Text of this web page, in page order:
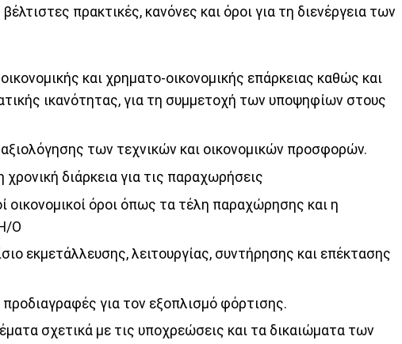
πρακτικές, κανόνες και όροι για τη διενέργεια των
και χρηματο-οικονομικής επάρκειας καθώς και
ικανότητας, για τη συμμετοχή των υποψηφίων στους
αξιολόγησης των τεχνικών και οικονομικών προσφορών.
χρονική διάρκεια για τις παραχωρήσεις
οικονομικοί όροι όπως τα τέλη παραχώρησης και η
Ο
εκμετάλλευσης, λειτουργίας, συντήρησης και επέκτασης
προδιαγραφές για τον εξοπλισμό φόρτισης.
σχετικά με τις υποχρεώσεις και τα δικαιώματα των